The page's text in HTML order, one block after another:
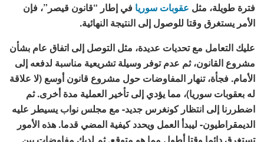
فترة طويلة، مثل عقوبات سوريا في إطار “قانون قيصر”، فإن
الأمر يستغرق وقتا للوصول إلى النتيجة النهائية.
عليك التعامل مع تحديات عديدة، مثل التوصل إلى اتفاق عام بشأن
مشروع القانون، ثم عدم توفر وسيلة تشريعية مناسبة لدفعه إلى
الأمام. فجأة، تنهار المفاوضات حول مشروع قانون أوسع (لا علاقة
له بعقوبات سوريا)، مما يؤدي إلى تأخير العملية مدة أخرى. ثم
اضطررنا إلى انتظار كونغرس جديد- مع مجلس نواب يسيطر عليه
الديمقراطيون- ليبدأ العمل ويحدد كيفية المضي قدما. هذه الأمور